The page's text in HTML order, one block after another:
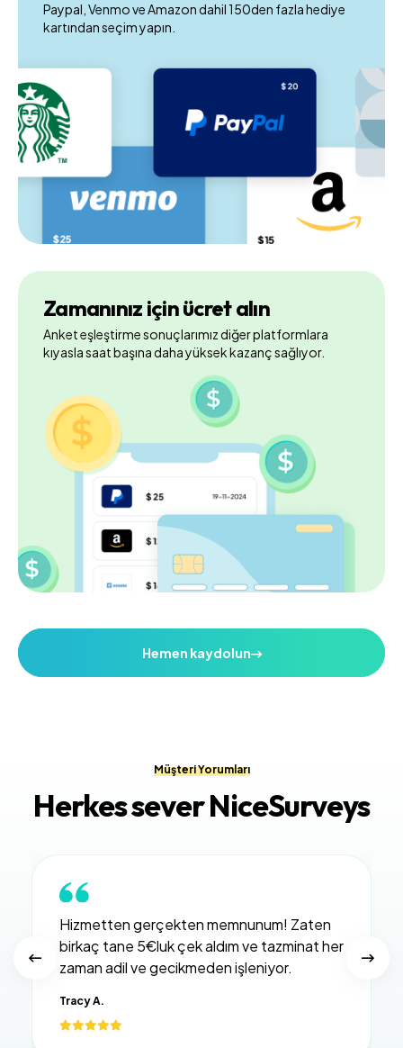
Paypal, Venmo ve Amazon dahil 150den fazla hediye
kartından seçim yapın.
Zamanınız için ücret alın
Anket eşleştirme sonuçlarımız diğer platformlara
kıyasla saat başına daha yüksek kazanç sağlıyor.
Hemen kaydolun
Müşteri Yorumları
Herkes sever NiceSurveys
Hizmetten gerçekten memnunum! Zaten
birkaç tane 5€luk çek aldım ve tazminat her
zaman adil ve gecikmeden işleniyor.
Tracy A.